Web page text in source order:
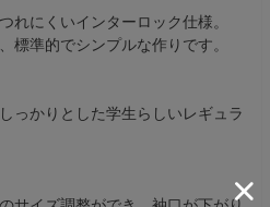
れにくいインターロック仕様。
標準的でシンプルな作りです。
っかりとした学生らしいレギュラ